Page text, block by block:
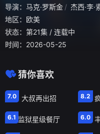
导演： 马克·罗斯金 杰西·李·
地区： 欧美
状态： 第21集 / 连载中
时间： 2026-05-25
猜你喜欢
7.0 大叔再出招 8.2
6.1
第1集
监狱星级餐厅 6.0
第20集
第21集 第10集